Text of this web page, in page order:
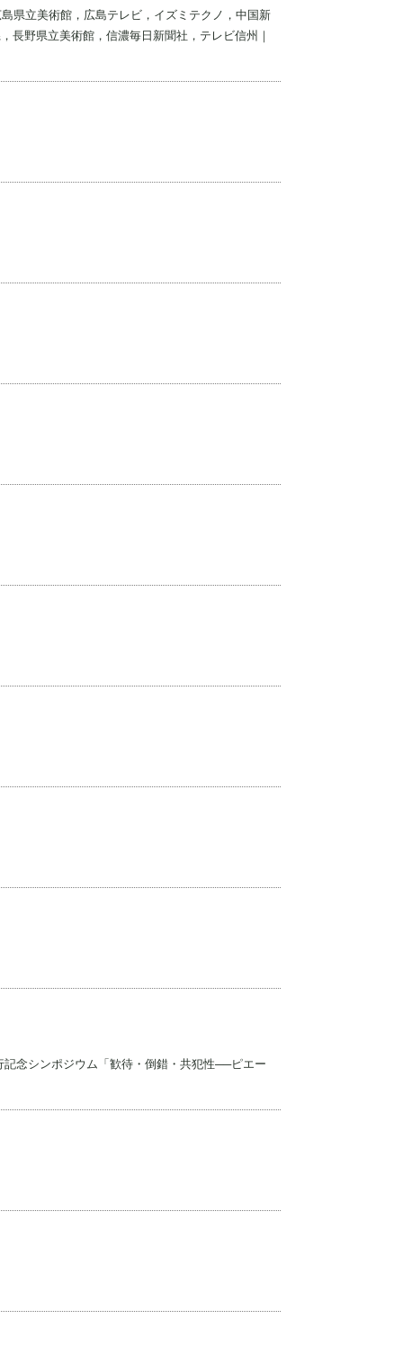
県立美術館，広島テレビ，イズミテクノ，中国新
長野県立美術館，信濃毎日新聞社，テレビ信州｜
念シンポジウム「歓待・倒錯・共犯性──ピエー